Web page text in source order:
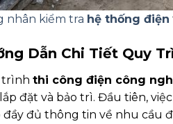
nhân kiểm tra hệ thống điện
Dẫn Chi Tiết Quy
trình thi công điện công
đặt và bảo trì. Đầu tiên,
đủ thông tin về nhu cầu